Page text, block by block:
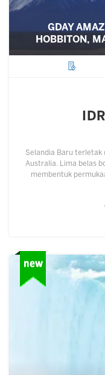
GDAY
HOBBITON,
Selandia Baru terletak
Australia. Lima belas
membentuk